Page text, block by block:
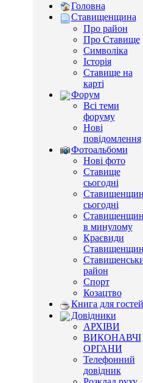
Головна
Ставищенщина
Про район
Про Ставище
Символіка
Історія
Ставище на
карті
Форум
Всі теми
форуму
Нові
повідомлення
Фотоальбоми
Нові фото
Ставище
сьогодні
сьогодні
в минулому
Краєвиди
район
Спорт
Козацтво
Книга для гостей
Довідники
АРХІВИ
ВИКОНАВЧІ
ОРГАНИ
Телефонний
довідник